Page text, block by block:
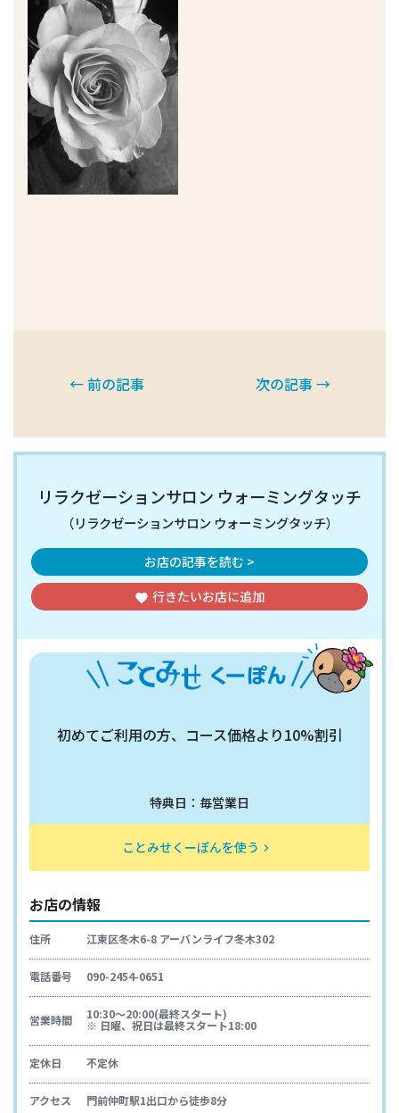
← 前の記事 次の記事 →
リラクゼーションサロン ウォーミングタッチ
（リラクゼーションサロン ウォーミングタッチ）
お店の記事を読む >
favorite 行きたいお店に追加
初めてご利用の方、コース価格より10%割引
特典日：毎営業日
ことみせくーぽんを使う keyboard_arrow_right
お店の情報
住所 江東区冬木6-8 アーバンライフ冬木302
電話番号 090-2454-0651
営業時間 10:30～20:00(最終スタート)
※ 日曜、祝日は最終スタート18:00
定休日 不定休
アクセス 門前仲町駅1出口から徒歩8分